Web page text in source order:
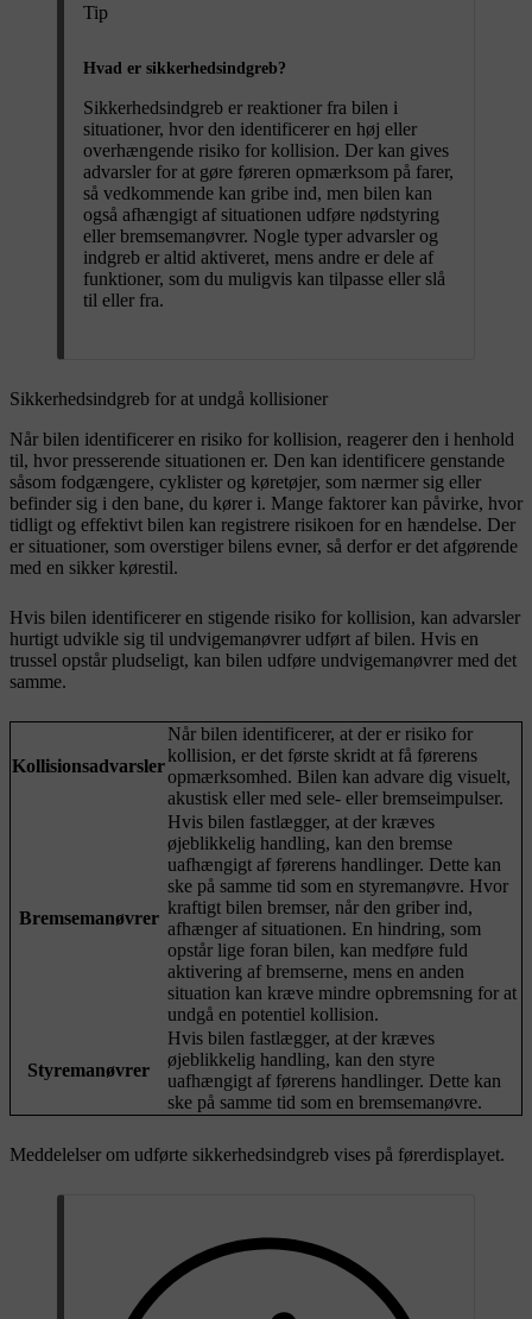
Tip
Hvad er sikkerhedsindgreb?
Sikkerhedsindgreb er reaktioner fra bilen i
situationer, hvor den identificerer en høj eller
overhængende risiko for kollision. Der kan gives
advarsler for at gøre føreren opmærksom på farer,
så vedkommende kan gribe ind, men bilen kan
også afhængigt af situationen udføre nødstyring
eller bremsemanøvrer. Nogle typer advarsler og
indgreb er altid aktiveret, mens andre er dele af
funktioner, som du muligvis kan tilpasse eller slå
til eller fra.
Sikkerhedsindgreb for at undgå kollisioner
Når bilen identificerer en risiko for kollision, reagerer den i henhold
til, hvor presserende situationen er. Den kan identificere genstande
såsom fodgængere, cyklister og køretøjer, som nærmer sig eller
befinder sig i den bane, du kører i. Mange faktorer kan påvirke, hvor
tidligt og effektivt bilen kan registrere risikoen for en hændelse. Der
er situationer, som overstiger bilens evner, så derfor er det afgørende
med en sikker kørestil.
Hvis bilen identificerer en stigende risiko for kollision, kan advarsler
hurtigt udvikle sig til undvigemanøvrer udført af bilen. Hvis en
trussel opstår pludseligt, kan bilen udføre undvigemanøvrer med det
samme.
Kollisionsadvarsler
Når bilen identificerer, at der er risiko for
kollision, er det første skridt at få førerens
opmærksomhed. Bilen kan advare dig visuelt,
akustisk eller med sele- eller bremseimpulser.
Bremsemanøvrer
Hvis bilen fastlægger, at der kræves
øjeblikkelig handling, kan den bremse
uafhængigt af førerens handlinger. Dette kan
ske på samme tid som en styremanøvre. Hvor
kraftigt bilen bremser, når den griber ind,
afhænger af situationen. En hindring, som
opstår lige foran bilen, kan medføre fuld
aktivering af bremserne, mens en anden
situation kan kræve mindre opbremsning for at
undgå en potentiel kollision.
Styremanøvrer
Hvis bilen fastlægger, at der kræves
øjeblikkelig handling, kan den styre
uafhængigt af førerens handlinger. Dette kan
ske på samme tid som en bremsemanøvre.
Meddelelser om udførte sikkerhedsindgreb vises på førerdisplayet.